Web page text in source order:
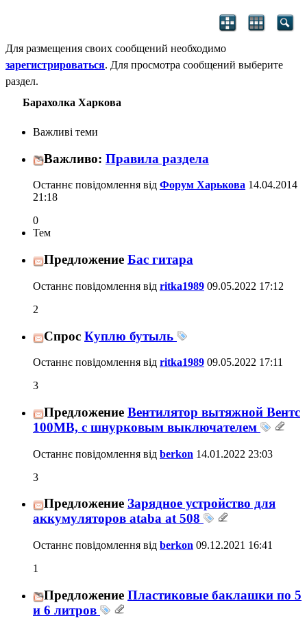
Для размещения своих сообщений необходимо
зарегистрироваться. Для просмотра сообщений выберите
раздел.
Барахолка Харкова
Важливі теми
Важливо: Правила раздела
Останнє повідомлення від Форум Харькова 14.04.2014
21:18
0
Тем
Предложение Бас гитара
Останнє повідомлення від ritka1989 09.05.2022 17:12
2
Спрос Куплю бутыль
Останнє повідомлення від ritka1989 09.05.2022 17:11
3
Предложение Вентилятор вытяжной Вентс
100МВ, с шнурковым выключателем
Останнє повідомлення від berkon 14.01.2022 23:03
3
Предложение Зарядное устройство для
аккумуляторов ataba at 508
Останнє повідомлення від berkon 09.12.2021 16:41
1
Предложение Пластиковые баклашки по 5
и 6 литров